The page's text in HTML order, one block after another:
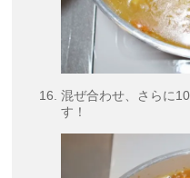
混ぜ合わせ、さらに
す！